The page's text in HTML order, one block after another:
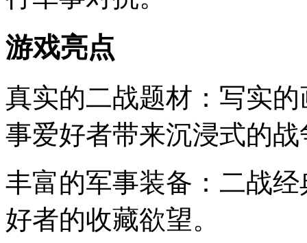
游戏亮点
真实的二战题材：写实
事爱好者带来沉浸式的
丰富的军事装备：二战
好者的收藏欲望。